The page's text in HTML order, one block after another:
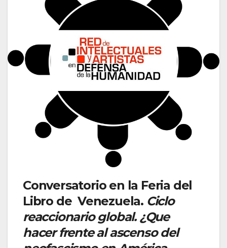
Conversatorio en la Feria del
Libro de Venezuela. Ciclo
reaccionario global. ¿Que
hacer frente al ascenso del